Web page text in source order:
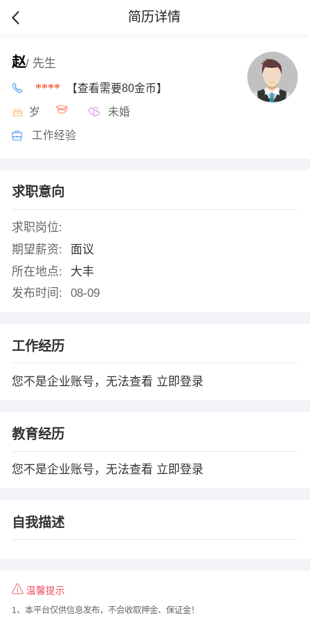
简历详情
赵/ 先生
**** 【查看需要80金币】
岁 未婚
工作经验
求职意向
求职岗位:
期望薪资:
面议
所在地点:
大丰
发布时间:
08-09
工作经历
您不是企业账号，无法查看 立即登录
教育经历
您不是企业账号，无法查看 立即登录
自我描述
温馨提示
1、本平台仅供信息发布，不会收取押金、保证金！